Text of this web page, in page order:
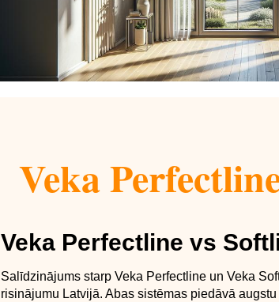
Veka
Veka Perfectline vs
Salīdzinājums starp Veka Perfectline un Veka
risinājumu Latvijā. Abas sistēmas piedāvā